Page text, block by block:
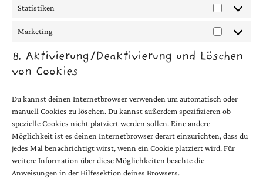
Statistiken
Marketing
8. Aktivierung/Deaktivierung und Löschen
von Cookies
Du kannst deinen Internetbrowser verwenden um automatisch oder
manuell Cookies zu löschen. Du kannst außerdem spezifizieren ob
spezielle Cookies nicht platziert werden sollen. Eine andere
Möglichkeit ist es deinen Internetbrowser derart einzurichten, dass du
jedes Mal benachrichtigt wirst, wenn ein Cookie platziert wird. Für
weitere Information über diese Möglichkeiten beachte die
Anweisungen in der Hilfesektion deines Browsers.